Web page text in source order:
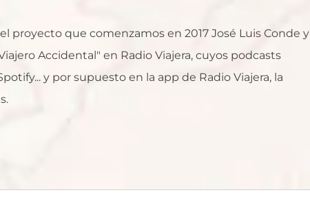
proyecto que comenzamos en 2017 José Luis Conde y
Accidental" en Radio Viajera, cuyos podcasts
y por supuesto en la app de Radio Viajera, la